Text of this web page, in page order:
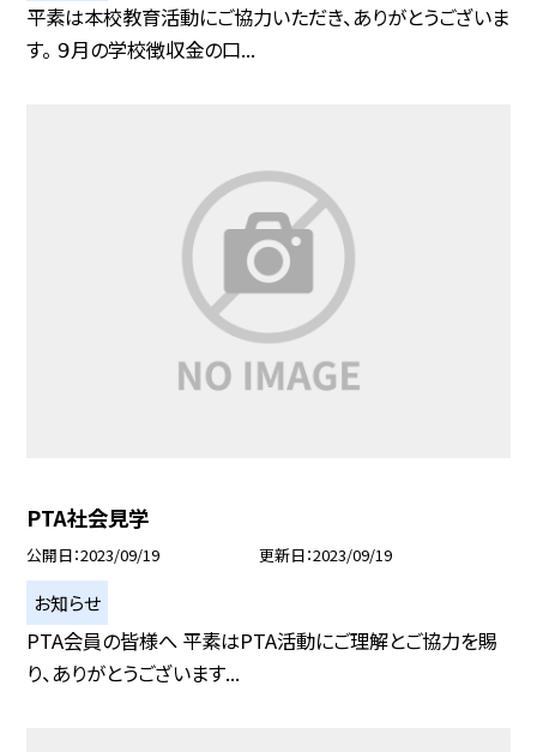
平素は本校教育活動にご協力いただき、ありがとうございま
す。 ９月の学校徴収金の口...
PTA社会見学
公開日 2023/09/19 更新日 2023/09/19
お知らせ
PTA会員の皆様へ 平素はPTA活動にご理解とご協力を賜
り、ありがとうございます...